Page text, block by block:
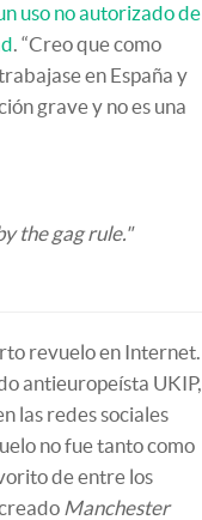
uso no autorizado de
. “Creo que como
en España y
grave y no es una
the gag rule."
revuelo en Internet.
antieuropeísta UKIP,
las redes sociales
no fue tanto como
de entre los
Manchester